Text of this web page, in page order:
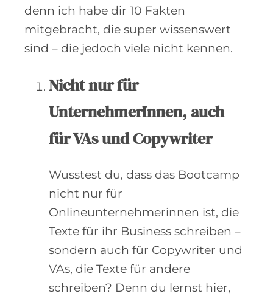
denn ich habe dir 10 Fakten
mitgebracht, die super wissenswert
sind – die jedoch viele nicht kennen.
Nicht nur für
UnternehmerInnen, auch
für VAs und Copywriter
Wusstest du, dass das Bootcamp
nicht nur für
Onlineunternehmerinnen ist, die
Texte für ihr Business schreiben –
sondern auch für Copywriter und
VAs, die Texte für andere
schreiben? Denn du lernst hier,